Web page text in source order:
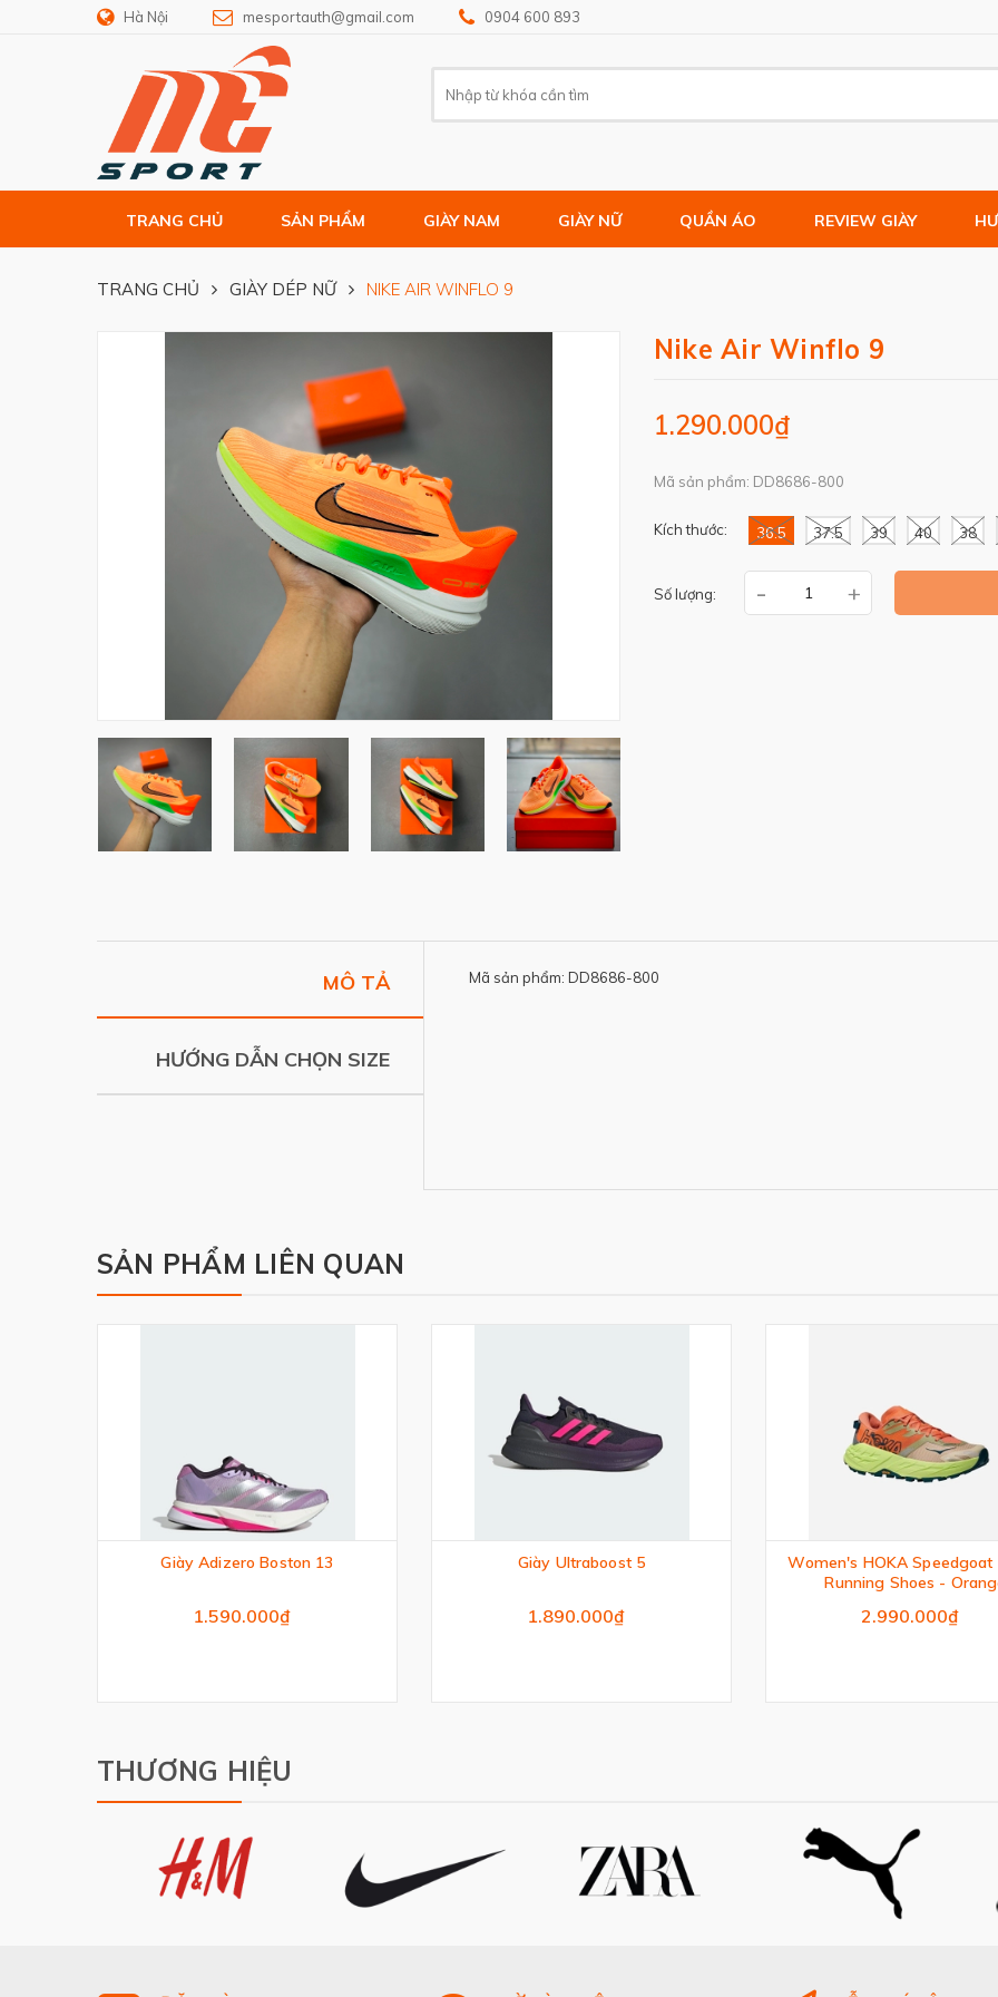
Hà Nội mesportauth@gmail.com 0904 600 893
TRANG CHỦ SẢN PHẨM GIÀY NAM GIÀY NỮ QUẦN ÁO REVIEW GIÀY
TRANG CHỦ GIÀY DÉP NỮ NIKE AIR WINFLO 9
Nike Air Winflo 9
1.290.000₫
Mã sản phẩm: DD8686-800
Kích thước: 36.5 37.5 39 40 38
Số lượng: - +
MÔ TẢ
HƯỚNG DẪN CHỌN SIZE
Mã sản phẩm: DD8686-800
SẢN PHẨM LIÊN QUAN
Giày Adizero Boston 13
1.590.000₫
Giày Ultraboost 5
1.890.000₫
Women's HOKA Speedgoat
Running Shoes -
2.990.000₫
THƯƠNG HIỆU